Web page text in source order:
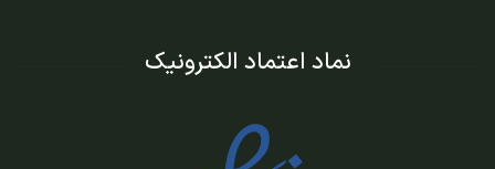
نماد اعتماد الکترونیک